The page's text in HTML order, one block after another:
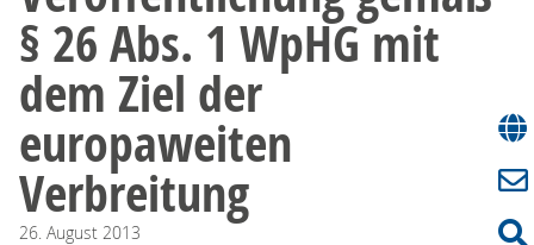
§ 26 Abs. 1 WpHG mit
dem Ziel der
europaweiten
Verbreitung
26. August 2013